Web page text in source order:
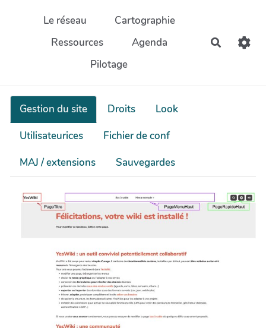
Aller au contenu principal
Le réseau
Cartographie
Ressources
Agenda
Pilotage
Gestion du site Droits
Look
Utilisateurices
Fichier de conf
MAJ / extensions
Sauvegardes